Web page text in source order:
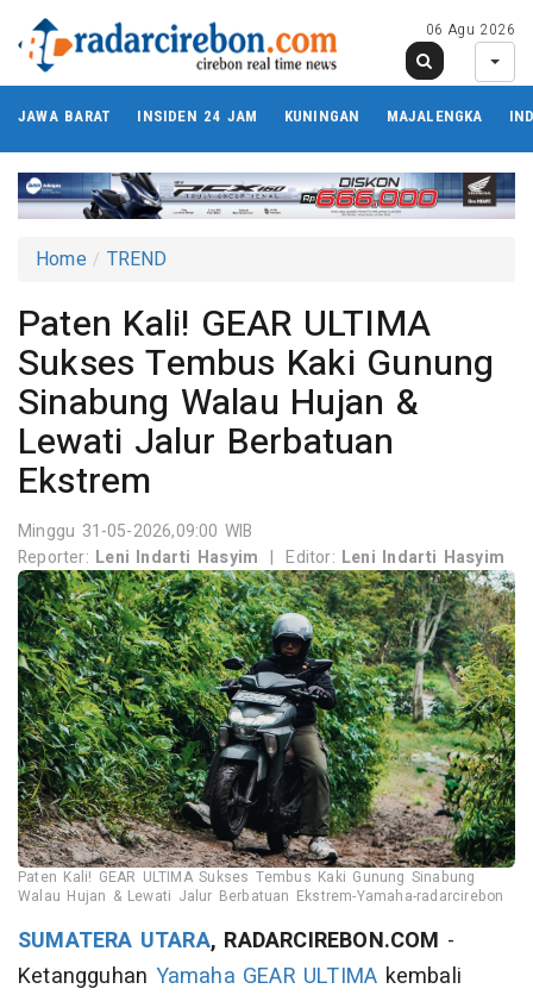
06 Agu 2026
JAWA BARAT INSIDEN 24 JAM KUNINGAN MAJALENGKA
Home TREND
Paten Kali! GEAR ULTIMA
Sukses Tembus Kaki Gunung
Sinabung Walau Hujan &
Lewati Jalur Berbatuan
Ekstrem
Minggu 31-05-2026,09:00 WIB
Reporter: Leni Indarti Hasyim | Editor: Leni Indarti Hasyim
Paten Kali! GEAR ULTIMA Sukses Tembus Kaki Gunung Sinabung
Walau Hujan & Lewati Jalur Berbatuan Ekstrem-Yamaha-radarcirebon
SUMATERA UTARA, RADARCIREBON.COM -
Ketangguhan Yamaha GEAR ULTIMA kembali